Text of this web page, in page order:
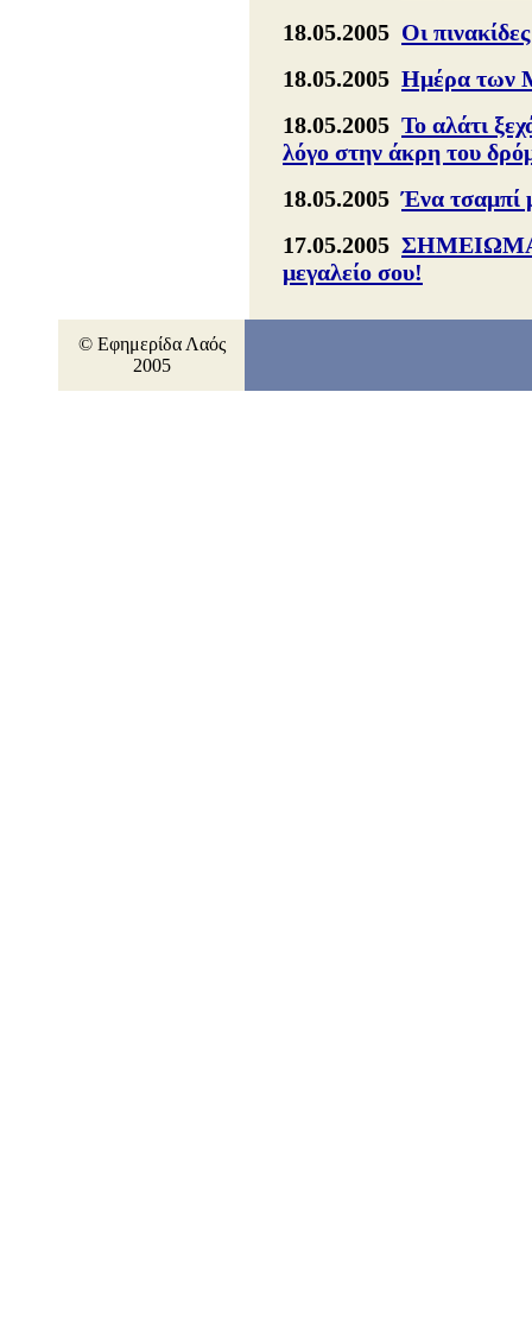
18.05.2005 Οι
18.05.2005 Ημέρα των
18.05.2005 Το αλάτι
λόγο στην άκρη του
18.05.2005Ένα τσαμπί
17.05.2005 ΣΗΜΕΙΩΜΑ
μεγαλείο σου!
© Εφημερίδα Λαός
2005